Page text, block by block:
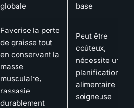
globale
base
Favorise la perte
de graisse tout
en conservant la
masse
musculaire,
rassasie
durablement
Peut être
coûteux,
nécessite une
planification
alimentaire
soigneuse